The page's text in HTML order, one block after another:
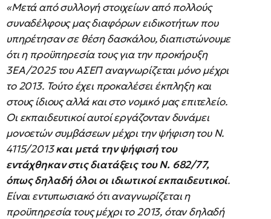
«Μετά από συλλογή στοιχείων από πολλούς
συναδέλφους μας διαφόρων ειδικοτήτων που
υπηρέτησαν σε θέση δασκάλου, διαπιστώνουμε
ότι η προϋπηρεσία τους για την προκήρυξη
3ΕΑ/2025 του ΑΣΕΠ αναγνωρίζεται μόνο μέχρι
το 2013. Τούτο έχει προκαλέσει έκπληξη και
στους ίδιους αλλά και στο νομικό μας επιτελείο.
Οι εκπαιδευτικοί αυτοί εργάζονταν δυνάμει
μονοετών συμβάσεων μέχρι την ψήφιση του Ν.
4115/2013και μετά την ψήφισή του
εντάχθηκαν στις διατάξεις του Ν. 682/77,
όπως δηλαδή όλοι οι ιδιωτικοί εκπαιδευτικοί.
Είναι εντυπωσιακό ότι αναγνωρίζεται η
προϋπηρεσία τους μέχρι το 2013, όταν δηλαδή